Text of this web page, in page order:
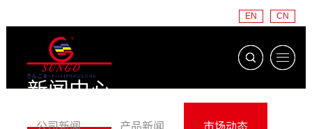
CN
EN
新闻中心
公司新闻
产品新闻 市场动态